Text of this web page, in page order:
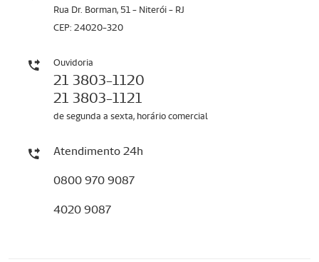
Rua Dr. Borman, 51 - Niterói - RJ
CEP: 24020-320
Ouvidoria
21 3803-1120
21 3803-1121
de segunda a sexta, horário comercial
Atendimento 24h
0800 970 9087
4020 9087